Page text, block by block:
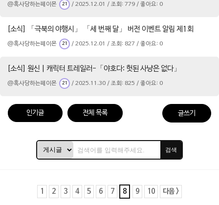
@혹사당하는페이몬 21 / 2025.12.01 / 조회: 779 / 좋아요: 0
[소식] 「극북의 야행시」 「세 번째 달」 버전 이벤트 알림 제1회
@혹사당하는페이몬 21 / 2025.12.01 / 조회: 827 / 좋아요: 0
[소식] 원신 | 캐릭터 트레일러-「야호다: 헛된 사냥은 없다」
@혹사당하는페이몬 21 / 2025.11.30 / 조회: 825 / 좋아요: 0
인기글 전체 목록 글쓰기
검색
1 2 3 4 5 6 7 8 9 10 다음 >